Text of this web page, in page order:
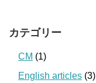
カテゴリー
CM (1)
English articles (3)